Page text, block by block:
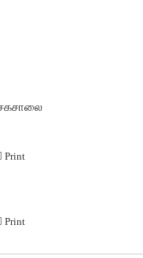
Print
Print